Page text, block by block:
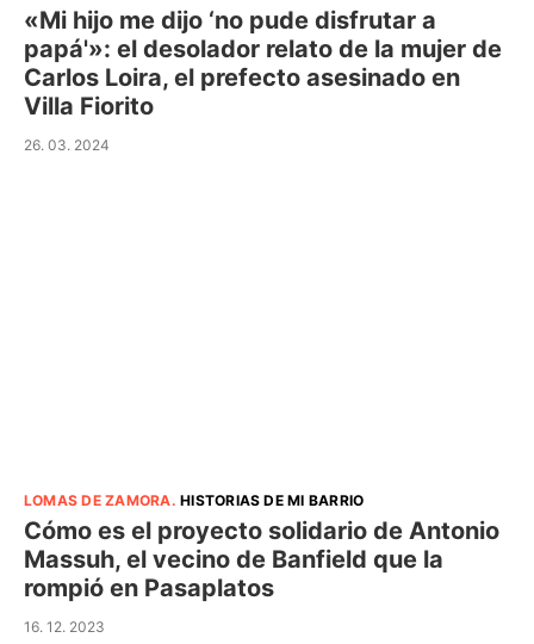
«Mi hijo me dijo ‘no pude disfrutar a
papá'»: el desolador relato de la mujer de
Carlos Loira, el prefecto asesinado en
Villa Fiorito
26. 03. 2024
LOMAS DE ZAMORA.HISTORIAS DE MI BARRIO
Cómo es el proyecto solidario de Antonio
Massuh, el vecino de Banfield que la
rompió en Pasaplatos
16. 12. 2023